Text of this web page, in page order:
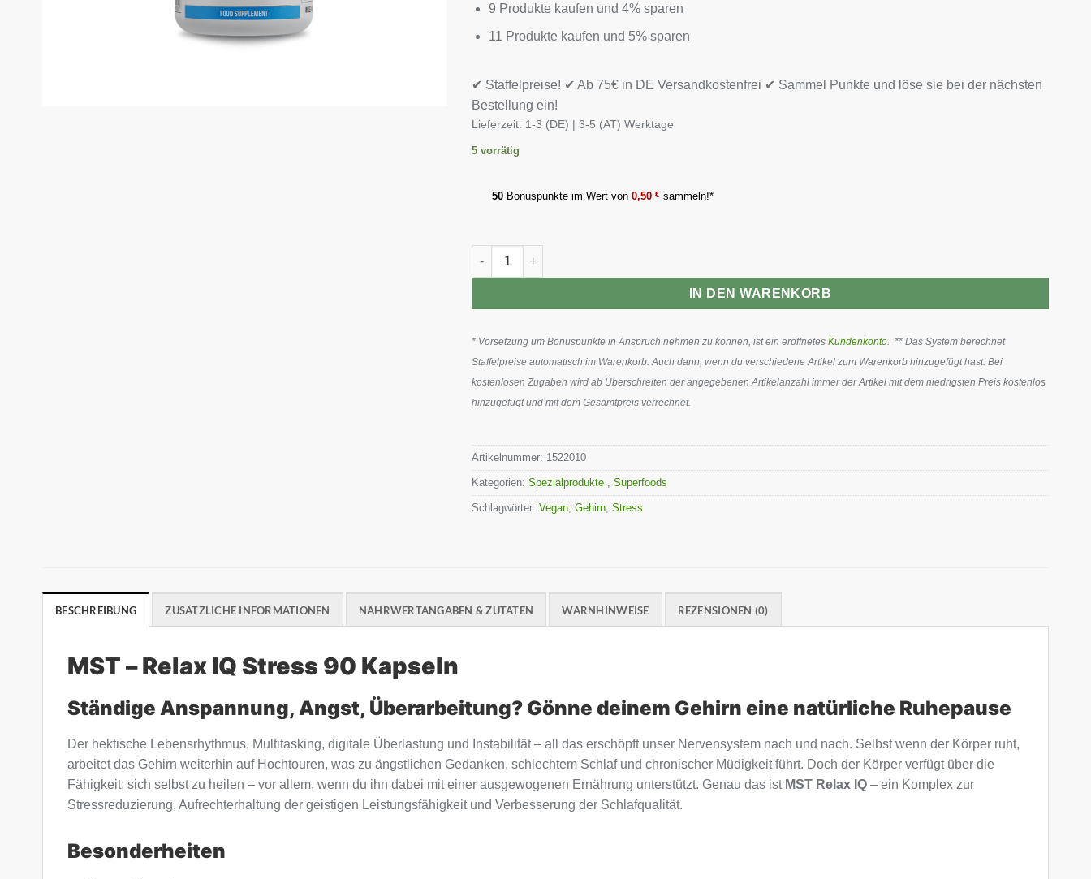
9 Produkte kaufen und 4% sparen
11 Produkte kaufen und 5% sparen
✔ Staffelpreise! ✔ Ab 75€ in DE Versandkostenfrei ✔ Sammel Punkte und löse sie bei der nächsten
Bestellung ein!
Lieferzeit: 1-3 (DE) | 3-5 (AT) Werktage
5 vorrätig
50 Bonuspunkte im Wert von0,50€ sammeln!*
MST - Relax IQ Stress 90 Kapseln Menge
IN DEN WARENKORB
* Vorsetzung um Bonuspunkte in Anspruch nehmen zu können, ist ein eröffnetesKundenkonto. ** Das System berechnet
Staffelpreise automatisch im Warenkorb. Auch dann, wenn du verschiedene Artikel zum Warenkorb hinzugefügt hast. Bei
kostenlosen Zugaben wird ab Überschreiten der angegebenen Artikelanzahl immer der Artikel mit dem niedrigsten Preis kostenlos
hinzugefügt und mit dem Gesamtpreis verrechnet.
Artikelnummer: 1522010
Kategorien:Spezialprodukte ,Superfoods
Schlagwörter:Vegan,Gehirn,Stress
BESCHREIBUNG ZUSÄTZLICHE INFORMATIONEN NÄHRWERTANGABEN & ZUTATEN WARNHINWEISE REZENSIONEN (0)
MST – Relax IQ Stress 90 Kapseln
Ständige Anspannung, Angst, Überarbeitung? Gönne deinem Gehirn eine natürliche Ruhepause
Der hektische Lebensrhythmus, Multitasking, digitale Überlastung und Instabilität – all das erschöpft unser Nervensystem nach und nach. Selbst wenn der Körper ruht,
arbeitet das Gehirn weiterhin auf Hochtouren, was zu ängstlichen Gedanken, schlechtem Schlaf und chronischer Müdigkeit führt. Doch der Körper verfügt über die
Fähigkeit, sich selbst zu heilen – vor allem, wenn du ihn dabei mit einer ausgewogenen Ernährung unterstützt. Genau das ist MST Relax IQ – ein Komplex zur
Stressreduzierung, Aufrechterhaltung der geistigen Leistungsfähigkeit und Verbesserung der Schlafqualität.
Besonderheiten